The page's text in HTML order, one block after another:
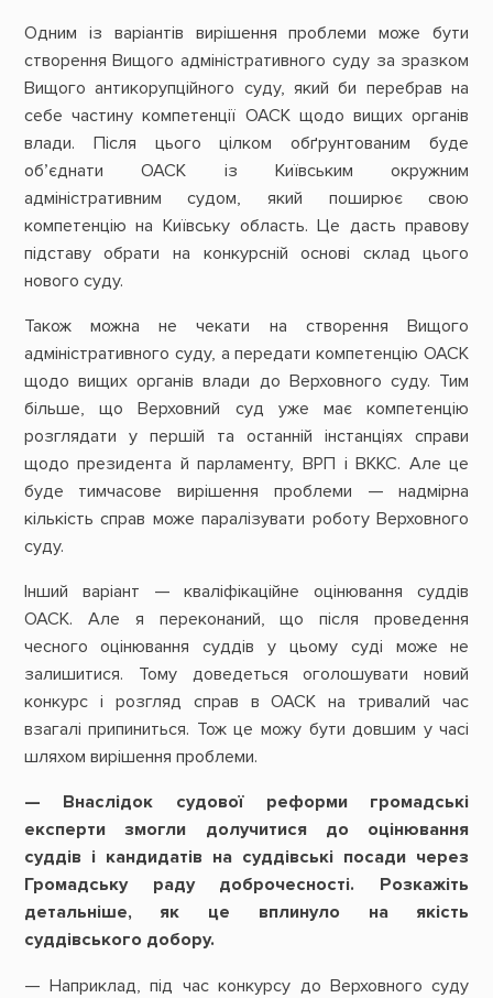
Одним із варіантів вирішення проблеми може бути
створення Вищого адміністративного суду за зразком
Вищого антикорупційного суду, який би перебрав на
себе частину компетенції ОАСК щодо вищих органів
влади. Після цього цілком обґрунтованим буде
об’єднати ОАСК із Київським окружним
адміністративним судом, який поширює свою
компетенцію на Київську область. Це дасть правову
підставу обрати на конкурсній основі склад цього
нового суду.
Також можна не чекати на створення Вищого
адміністративного суду, а передати компетенцію ОАСК
щодо вищих органів влади до Верховного суду. Тим
більше, що Верховний суд уже має компетенцію
розглядати у першій та останній інстанціях справи
щодо президента й парламенту, ВРП і ВККС. Але це
буде тимчасове вирішення проблеми — надмірна
кількість справ може паралізувати роботу Верховного
суду.
Інший варіант — кваліфікаційне оцінювання суддів
ОАСК. Але я переконаний, що після проведення
чесного оцінювання суддів у цьому суді може не
залишитися. Тому доведеться оголошувати новий
конкурс і розгляд справ в ОАСК на тривалий час
взагалі припиниться. Тож це можу бути довшим у часі
шляхом вирішення проблеми.
— Внаслідок судової реформи громадські
експерти змогли долучитися до оцінювання
суддів і кандидатів на суддівські посади через
Громадську раду доброчесності. Розкажіть
детальніше, як це вплинуло на якість
суддівського добору.
— Наприклад, під час конкурсу до Верховного суду